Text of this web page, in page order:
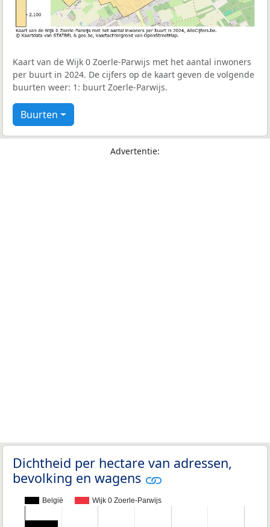
Kaart van de Wijk 0 Zoerle-Parwijs met het aantal inwoners
per buurt in 2024. De cijfers op de kaart geven de volgende
buurten weer: 1: buurt Zoerle-Parwijs.
Buurten
Advertentie:
Dichtheid per hectare van adressen,
bevolking en wagens
België Wijk 0 Zoerle-Parwijs